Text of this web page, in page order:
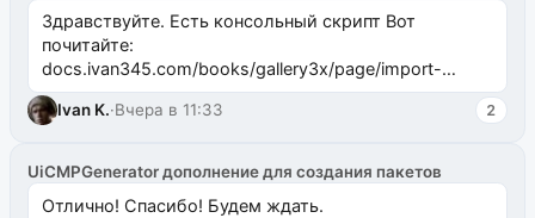
Здравствуйте. Есть консольный скрипт Вот
почитайте:
docs.ivan345.com/books/gallery3x/page/import-
ms2galleryphp
Ivan K.·Вчера в 11:33 2
UiCMPGenerator дополнение для создания пакетов
Отлично! Спасибо! Будем ждать.